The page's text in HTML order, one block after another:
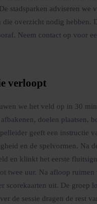
stadsparken adviseren we
die overzicht nodig hebben.
Neem contact op voor
verloopt
we het veld op in 30
doelen plaatsen,
geeft een instructie
en de spelvormen. Na
en klinkt het eerste
twee uur. Na afloop ruimen
scorekaarten uit. De groep
de sessie dragen de rest